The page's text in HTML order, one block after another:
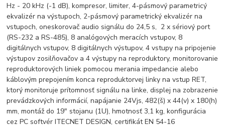
Hz - 20 kHz (-1 dB), kompresor, limiter, 4-pásmový parametricý
ekvalizér na výstupoch, 2-pásmový parametrický ekvalizér na
vstupoch, oneskorovač audio signálu do 24,5 s, 2 x sériový port
(RS-232 a RS-485), 8 analógových meracích vstupov, 8
digitálnych vstupov, 8 digitálnych výstupov, 4 vstupy na pripojenie
výstupov zosilňovačov a 4 výstupy na reproduktory, monitorovanie
reproduktorových liniek pomocou merania impedancie alebo
káblovým prepojením konca reproduktorvej linky na vstup RET,
ktorý monitoruje prítomnosť signálu na linke, displej na zobrazenie
prevádzkových informácií, napájanie 24Vjs, 482(š) x 44(v) x 180(h)
mm, montáž do 19" stojanu (1U), hmotnosť 3,1 kg, konfigurácia
cez PC softvér ITECNET DESIGN, certifikát EN 54-16